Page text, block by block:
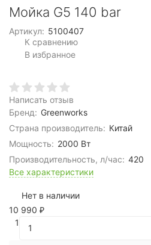
Мойка G5 140 bar
Артикул: 5100407
К сравнению
В избранное
Написать отзыв
Бренд: Greenworks
Страна производитель: Китай
Мощность: 2000 Вт
Производительность, л/час: 420
Все характеристики
Нет в наличии
10 990 ₽
1